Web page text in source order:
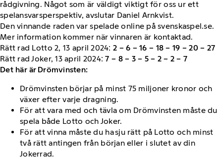
rådgivning. Något som är väldigt viktigt för oss ur ett
spelansvarsperspektiv, avslutar Daniel Arnkvist.
Den vinnande raden var spelade online på svenskaspel.se.
Mer information kommer när vinnaren är kontaktad.
Rätt rad Lotto 2, 13 april 2024: 2 – 6 – 16 – 18 – 19 – 20 – 27
Rätt rad Joker, 13 april 2024: 7 – 8 – 3 – 5 – 2 – 2 – 7
Det här är Drömvinsten:
Drömvinsten börjar på minst 75 miljoner kronor och
växer efter varje dragning.
För att vara med och tävla om Drömvinsten måste du
spela både Lotto och Joker.
För att vinna måste du ha sju rätt på Lotto och minst
två rätt antingen från början eller i slutet av din
Jokerrad.